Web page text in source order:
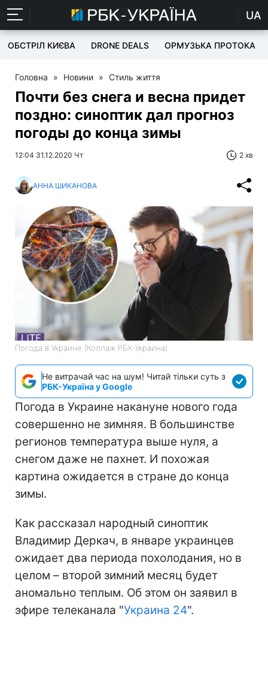
UA
ОБСТРІЛ КИЄВА DRONE DEALS ОРМУЗЬКА ПРОТОКА
Головна » Новини » Стиль життя
Почти без снега и весна придет
поздно: синоптик дал прогноз
погоды до конца зимы
12:04 31.12.2020 Чт 2 хв
АННА ШИКАНОВА
Погода в Украине (Коллаж РБК-Украина)
Не витрачай час на шум! Читай тільки суть з
РБК-Україна у Google
Погода в Украине накануне нового года
совершенно не зимняя. В большинстве
регионов температура выше нуля, а
снегом даже не пахнет. И похожая
картина ожидается в стране до конца
зимы.
Как рассказал народный синоптик
Владимир Деркач, в январе украинцев
ожидает два периода похолодания, но в
целом – второй зимний месяц будет
аномально теплым. Об этом он заявил в
эфире телеканала "Украина 24".